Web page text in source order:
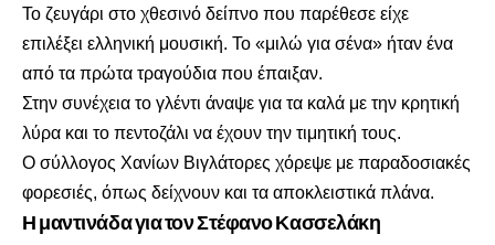
Το ζευγάρι στο χθεσινό δείπνο που παρέθεσε είχε
επιλέξει ελληνική μουσική. Το «μιλώ για σένα» ήταν ένα
από τα πρώτα τραγούδια που έπαιξαν.
Στην συνέχεια το γλέντι άναψε για τα καλά με την κρητική
λύρα και το πεντοζάλι να έχουν την τιμητική τους.
Ο σύλλογος Χανίων Βιγλάτορες χόρεψε με παραδοσιακές
φορεσιές, όπως δείχνουν και τα αποκλειστικά πλάνα.
Η μαντινάδα για τον Στέφανο Κασσελάκη